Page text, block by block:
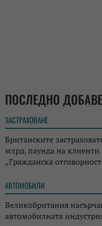
ПОСЛЕДНО
ЗАСТРАХОВАНЕ
Британските
млрд. паунда на клиенти
„Гражданска
АВТОМОБИЛИ
Великобритания
автомобилната